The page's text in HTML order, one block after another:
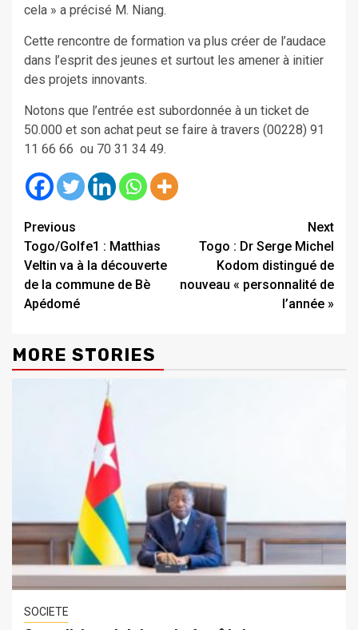
cela » a précisé M. Niang.
Cette rencontre de formation va plus créer de l’audace
dans l’esprit des jeunes et surtout les amener à initier
des projets innovants.
Notons que l’entrée est subordonnée à un ticket de
50.000 et son achat peut se faire à travers (00228) 91
11 66 66 ou 70 31 34 49.
Continue
Reading
Previous
Togo/Golfe1 : Matthias
Veltin va à la découverte
de la commune de Bè
Apédomé
Next
Togo : Dr Serge Michel
Kodom distingué de
nouveau « personnalité de
l’année »
MORE STORIES
SOCIETE